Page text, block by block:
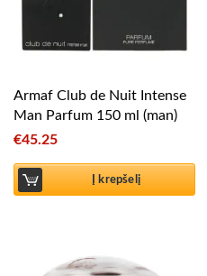
Armaf Club de Nuit Intense
Man Parfum 150 ml (man)
€45.25
Į krepšelį